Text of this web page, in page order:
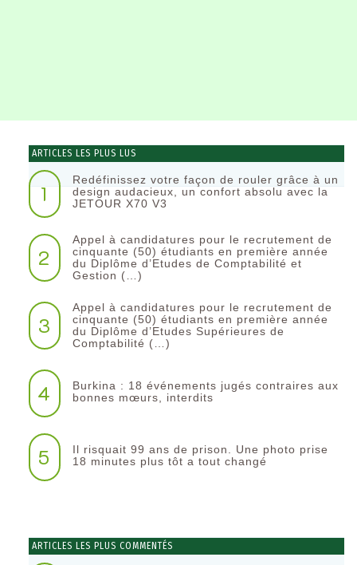
ARTICLES LES PLUS LUS
1
Redéfinissez votre façon de rouler grâce à un
design audacieux, un confort absolu avec la
JETOUR X70 V3
2
Appel à candidatures pour le recrutement de
cinquante (50) étudiants en première année
du Diplôme d’Etudes de Comptabilité et
Gestion (…)
3
Appel à candidatures pour le recrutement de
cinquante (50) étudiants en première année
du Diplôme d’Etudes Supérieures de
Comptabilité (…)
4
Burkina : 18 événements jugés contraires aux
bonnes mœurs, interdits
5
Il risquait 99 ans de prison. Une photo prise
18 minutes plus tôt a tout changé
ARTICLES LES PLUS COMMENTÉS